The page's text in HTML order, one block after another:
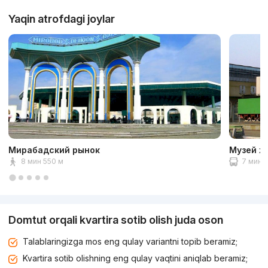
Yaqin atrofdagi joylar
Мирабадский рынок
8 мин 550 м
Музей
7 мин
Domtut orqali kvartira sotib olish juda oson
Talablaringizga mos eng qulay variantni topib beramiz;
Kvartira sotib olishning eng qulay vaqtini aniqlab beramiz;